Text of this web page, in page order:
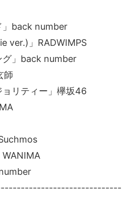
」back number
ver.)」RADWIMPS
グ」back number
師
ョリティー」欅坂46
WANIMA